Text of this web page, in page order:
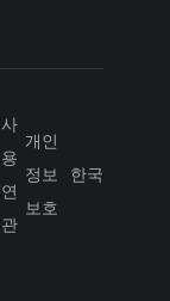
사
용
연
관
개인
정보
보호
한국어